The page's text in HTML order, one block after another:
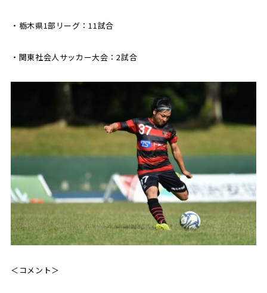
・栃木県1部リーグ：11試合
・関東社会人サッカー大会：2試合
＜コメント＞